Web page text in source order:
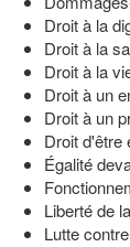
Droit à la
Droit à la
Droit à la
Droit à un
Droit à un
Droit d'être
Égalité
Liberté de
Lutte